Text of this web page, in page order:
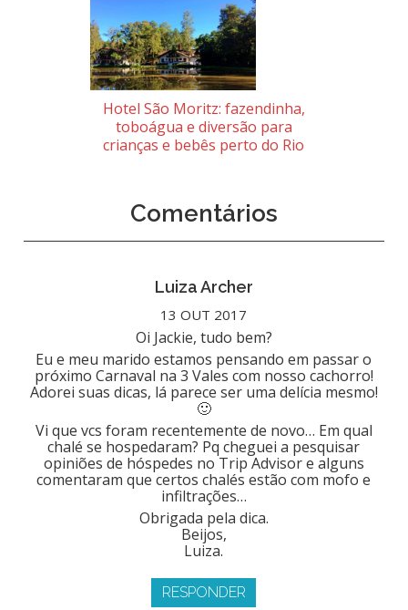
Hotel São Moritz: fazendinha,
toboágua e diversão para
crianças e bebês perto do Rio
Comentários
Luiza Archer
13 OUT 2017
Oi Jackie, tudo bem?
Eu e meu marido estamos pensando em passar o
próximo Carnaval na 3 Vales com nosso cachorro!
Adorei suas dicas, lá parece ser uma delícia mesmo!
🙂
Vi que vcs foram recentemente de novo… Em qual
chalé se hospedaram? Pq cheguei a pesquisar
opiniões de hóspedes no Trip Advisor e alguns
comentaram que certos chalés estão com mofo e
infiltrações…
Obrigada pela dica.
Beijos,
Luiza.
RESPONDER